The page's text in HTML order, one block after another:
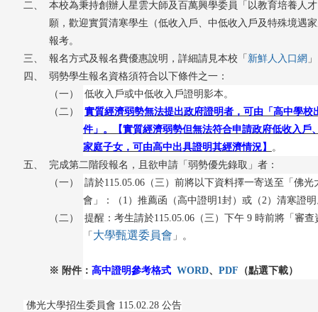
二、
本校為秉持創辦人星雲大師及百萬興學委員「以教育培養人
願，歡迎實質清寒學生（低收入戶、中低收入戶及特殊境遇
報考。
三、
報名方式及報名費優惠說明，詳細請見本校「 新鮮人入口網
四、
弱勢學生報名資格須符合以下條件之一：
（一）
低收入戶或中低收入戶證明影本。
（二）
實質經濟弱勢無法提出政府證明者，可由「高中學校
件」。【實質經濟弱勢但無法符合申請政府低收入戶
家庭子女，可由高中出具證明其經濟情況】
。
五、
完成第二階段報名，且欲申請「弱勢優先錄取」者：
（一）
請於115.05.06 （三 ）前將以下資料擇一寄送至「佛光
會」：（1 ）推薦函（高中證明1封）或（2 ）清寒證
（二）
提醒：考生請於115.05.06 （三）下午 9 時前將「審查
「 大學甄選委員會 」。
※ 附件： 高中證明參考格式 WORD、 PDF （點選下載）
佛光大學招生委員會 115.02.28 公告